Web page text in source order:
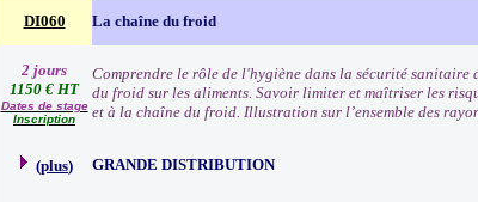
DI060 La chaîne du froid
2 jours
1150 € HT
Dates de stage
Inscription
Comprendre le rôle de l'hygiène dans la sécurité
du froid sur les aliments. Savoir limiter et maîtriser les
et à la chaîne du froid. Illustration sur l’ensemble des
(plus) GRANDE DISTRIBUTION